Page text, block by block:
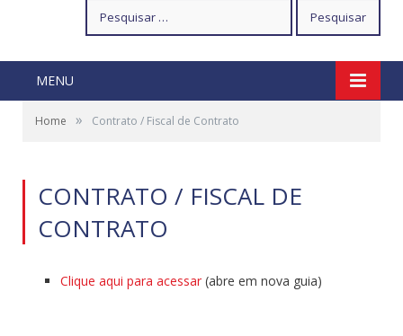
por:
MENU
Home » Contrato / Fiscal de Contrato
CONTRATO / FISCAL DE
CONTRATO
Clique aqui para acessar (abre em nova guia)